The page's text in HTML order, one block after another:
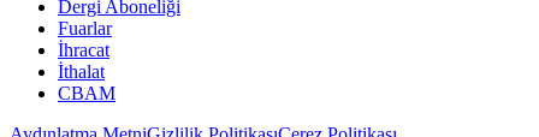
Dergi Aboneliği
Fuarlar
İhracat
İthalat
CBAM